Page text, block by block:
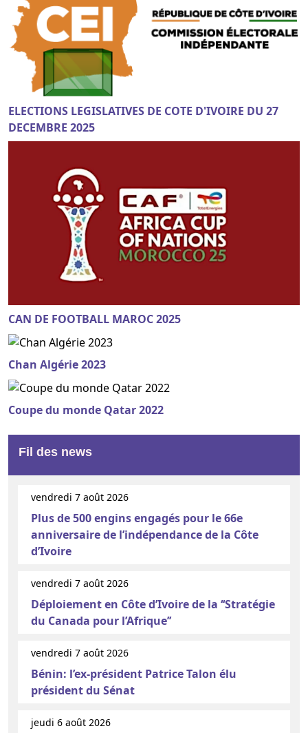
ELECTIONS LEGISLATIVES DE COTE D'IVOIRE DU 27
DECEMBRE 2025
CAN DE FOOTBALL MAROC 2025
Chan Algérie 2023
Coupe du monde Qatar 2022
Fil des news
vendredi 7 août 2026
Plus de 500 engins engagés pour le 66e
anniversaire de l’indépendance de la Côte
d’Ivoire
vendredi 7 août 2026
Déploiement en Côte d’Ivoire de la ‘‘Stratégie
du Canada pour l’Afrique’’
vendredi 7 août 2026
Bénin: l’ex-président Patrice Talon élu
président du Sénat
jeudi 6 août 2026